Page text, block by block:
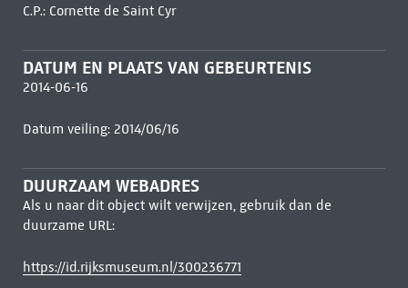
C.P.: Cornette de Saint Cyr
DATUM EN PLAATS VAN GEBEURTENIS
2014-06-16
Datum veiling: 2014/06/16
DUURZAAM WEBADRES
Als u naar dit object wilt verwijzen, gebruik dan de
duurzame URL:
https://id.rijksmuseum.nl/300236771